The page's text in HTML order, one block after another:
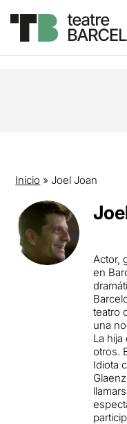
Inicio » Joel Joan
Actor,
en
teatro
una
La
otros.
Idiota